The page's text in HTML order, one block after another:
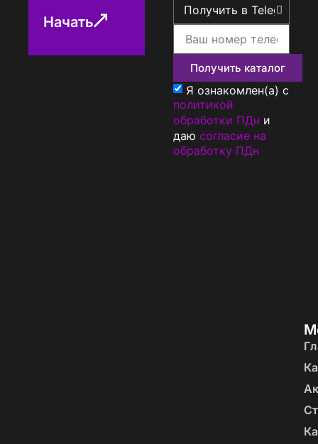
Начать
Получить каталог
Я ознакомлен(а) с
политикой
обработки ПДн и
даю согласие на
обработку ПДн